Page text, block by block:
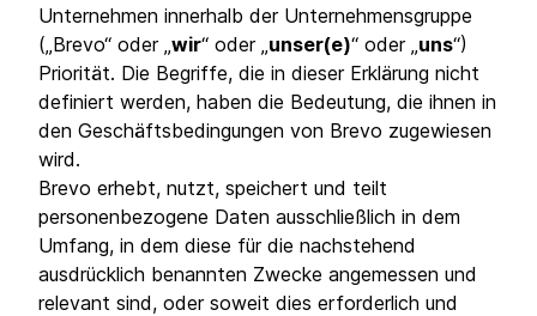
Unternehmen innerhalb der Unternehmensgruppe
(„Brevo“ oder „wir“ oder „unser(e)“ oder „uns“)
Priorität. Die Begriffe, die in dieser Erklärung nicht
definiert werden, haben die Bedeutung, die ihnen in
den Geschäftsbedingungen von Brevo zugewiesen
wird.
Brevo erhebt, nutzt, speichert und teilt
personenbezogene Daten ausschließlich in dem
Umfang, in dem diese für die nachstehend
ausdrücklich benannten Zwecke angemessen und
relevant sind, oder soweit dies erforderlich und